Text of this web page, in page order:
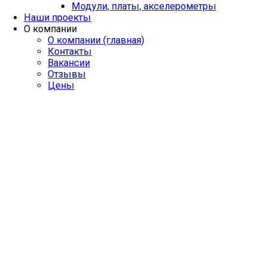
Модули, платы, акселерометры
Наши проекты
О компании
О компании (главная)
Контакты
Вакансии
Отзывы
Цены